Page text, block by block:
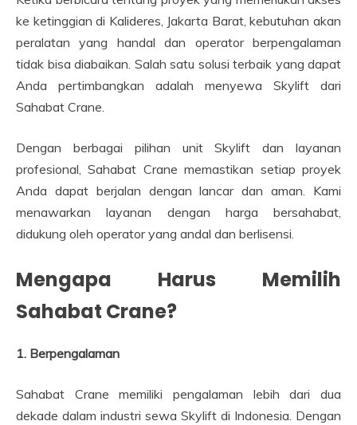
ke ketinggian di Kalideres, Jakarta Barat, kebutuhan akan
peralatan yang handal dan operator berpengalaman
tidak bisa diabaikan. Salah satu solusi terbaik yang dapat
Anda pertimbangkan adalah menyewa Skylift dari
Sahabat Crane.
Dengan berbagai pilihan unit Skylift dan layanan
profesional, Sahabat Crane memastikan setiap proyek
Anda dapat berjalan dengan lancar dan aman. Kami
menawarkan layanan dengan harga bersahabat,
didukung oleh operator yang andal dan berlisensi.
Mengapa Harus Memilih
Sahabat Crane?
1. Berpengalaman
Sahabat Crane memiliki pengalaman lebih dari dua
dekade dalam industri sewa Skylift di Indonesia. Dengan